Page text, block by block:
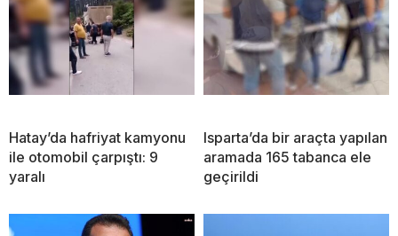
Hatay’da hafriyat kamyonu
ile otomobil çarpıştı: 9
yaralı
Isparta’da bir araçta yapılan
aramada 165 tabanca ele
geçirildi